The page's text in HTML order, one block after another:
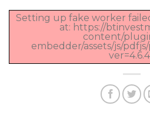
Setting up fake worker
at: https://
content/
embedder/assets/js/